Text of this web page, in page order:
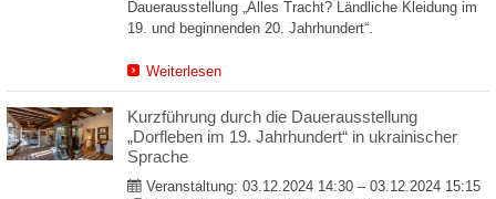
Dauerausstellung „Alles Tracht? Ländliche Kleidung im
19. und beginnenden 20. Jahrhundert“.
Weiterlesen
Kurzführung durch die Dauerausstellung
„Dorfleben im 19. Jahrhundert“ in ukrainischer
Sprache
Veranstaltung: 03.12.2024 14:30 – 03.12.2024 15:15